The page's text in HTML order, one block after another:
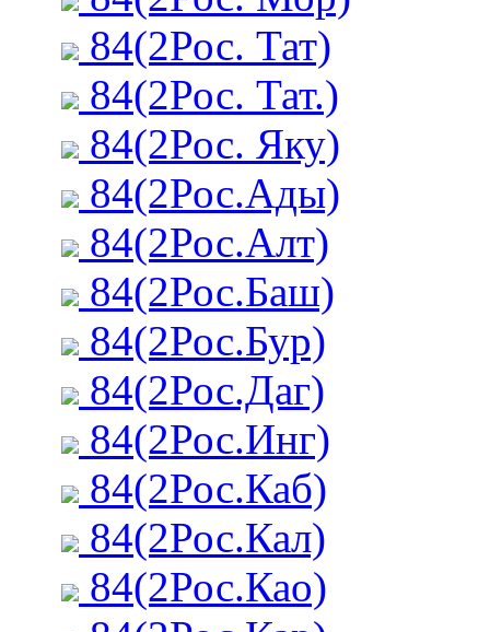
84(2Рос. Тат)
84(2Рос. Тат.)
84(2Рос. Яку)
84(2Рос.Ады)
84(2Рос.Алт)
84(2Рос.Баш)
84(2Рос.Бур)
84(2Рос.Даг)
84(2Рос.Инг)
84(2Рос.Каб)
84(2Рос.Кал)
84(2Рос.Као)